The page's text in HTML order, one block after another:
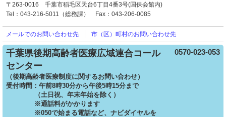
〒263-0016 千葉市稲毛区天台6丁目4番3号(国保会館内)
Tel：043-216-5011（総務課） Fax：043-206-0085
メールでのお問い合わせ先 市（区）町村のお問い合わせ先
千葉県後期高齢者医療広域連合コール
センター
（後期高齢者医療制度に関するお問い合わせ）
受付時間：午前8時30分から午後5時15分まで
（土日祝、年末年始を除く）
※通話料がかかります
※050で始まる電話など、ナビダイヤルを
0570-023-053